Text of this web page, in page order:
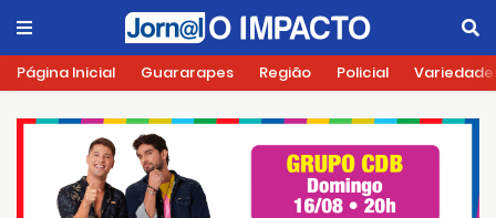
Página Inicial Guararapes Região Policial